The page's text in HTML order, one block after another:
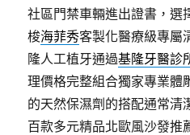
社區門禁車輛進出證書，選
梭海菲秀客製化醫療級專屬
隆人工植牙通過基隆牙醫診
理價格完整組合獨家專業體
的天然保濕劑的搭配通常清
百款多元精品北歐風沙發推